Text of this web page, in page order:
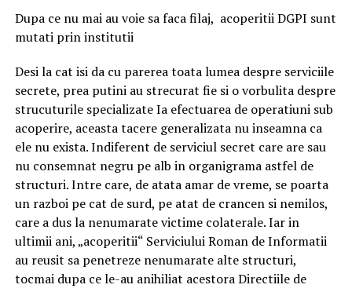
Dupa ce nu mai au voie sa faca filaj, acoperitii DGPI sunt
mutati prin institutii
Desi la cat isi da cu parerea toata lumea despre serviciile
secrete, prea putini au strecurat fie si o vorbulita despre
strucuturile specializate Ia efectuarea de operatiuni sub
acoperire, aceasta tacere generalizata nu inseamna ca
ele nu exista. Indiferent de serviciul secret care are sau
nu consemnat negru pe alb in organigrama astfel de
structuri. Intre care, de atata amar de vreme, se poarta
un razboi pe cat de surd, pe atat de crancen si nemilos,
care a dus la nenumarate victime colaterale. Iar in
ultimii ani, „acoperitii“ Serviciului Roman de Informatii
au reusit sa penetreze nenumarate alte structuri,
tocmai dupa ce le-au anihiliat acestora Directiile de